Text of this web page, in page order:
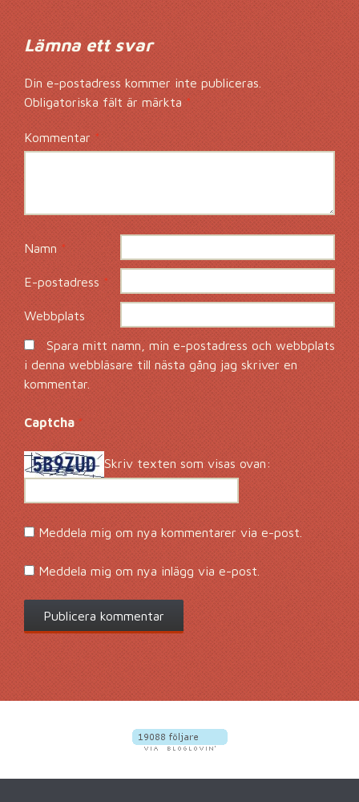
Lämna ett svar
Din e-postadress kommer inte publiceras.
Obligatoriska fält är märkta*
Kommentar *
Namn *
E-postadress *
Webbplats
Spara mitt namn, min e-postadress och webbplats
i denna webbläsare till nästa gång jag skriver en
kommentar.
Captcha*
Skriv texten som visas ovan:
Meddela mig om nya kommentarer via e-post.
Meddela mig om nya inlägg via e-post.